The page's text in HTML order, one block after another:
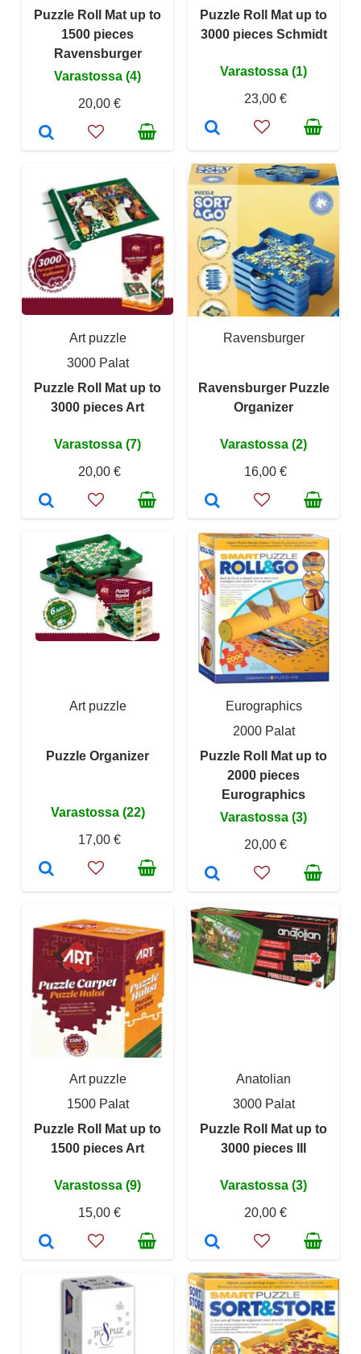
Puzzle Roll Mat up to
1500 pieces
Ravensburger
Varastossa (4)
20,00 €
Puzzle Roll Mat up to
3000 pieces Schmidt
Varastossa (1)
23,00 €
Art puzzle
3000 Palat
Puzzle Roll Mat up to
3000 pieces Art
Varastossa (7)
20,00 €
Ravensburger
Ravensburger Puzzle
Organizer
Varastossa (2)
16,00 €
Art puzzle
Puzzle Organizer
Varastossa (22)
17,00 €
Eurographics
2000 Palat
Puzzle Roll Mat up to
2000 pieces
Eurographics
Varastossa (3)
20,00 €
Art puzzle
1500 Palat
Puzzle Roll Mat up to
1500 pieces Art
Varastossa (9)
15,00 €
Anatolian
3000 Palat
Puzzle Roll Mat up to
3000 pieces III
Varastossa (3)
20,00 €